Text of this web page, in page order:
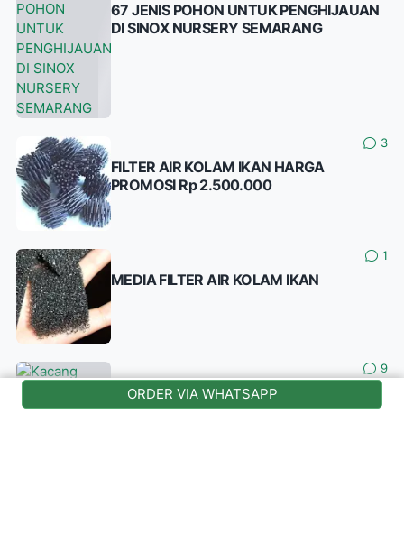
67 JENIS POHON UNTUK PENGHIJAUAN
DI SINOX NURSERY SEMARANG
3
FILTER AIR KOLAM IKAN HARGA
PROMOSI Rp 2.500.000
1
MEDIA FILTER AIR KOLAM IKAN
9
Kacang Hias, Arachis pintoi ( kacangan )
ORDER VIA WHATSAPP